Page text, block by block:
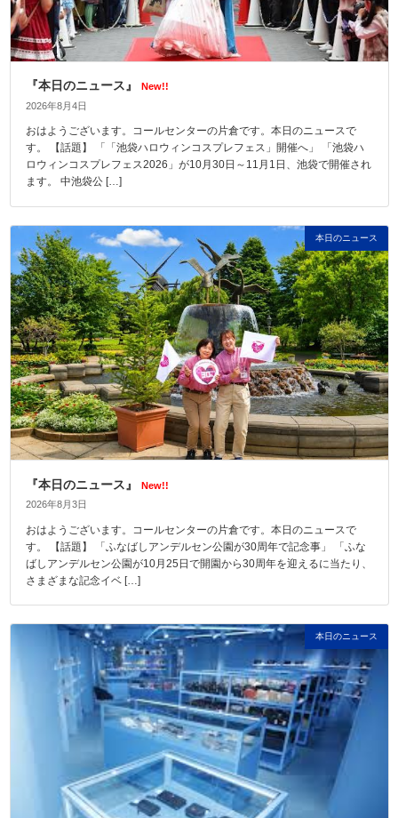
『本日のニュース』
New!!
2026年8月4日
おはようございます。コールセンターの片倉です。本日のニュースで
す。 【話題】 「「池袋ハロウィンコスプレフェス」開催へ」 「池袋ハ
ロウィンコスプレフェス2026」が10月30日～11月1日、池袋で開催され
ます。 中池袋公 […]
本日のニュース
『本日のニュース』
New!!
2026年8月3日
おはようございます。コールセンターの片倉です。本日のニュースで
す。 【話題】 「ふなばしアンデルセン公園が30周年で記念事」 「ふな
ばしアンデルセン公園が10月25日で開園から30周年を迎えるに当たり、
さまざまな記念イベ […]
本日のニュース